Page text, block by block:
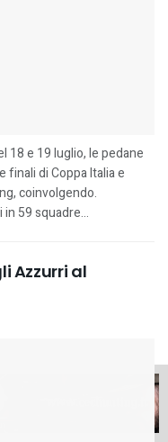
18 e 19 luglio, le pedane
finali di Coppa Italia e
coinvolgendo.
59 squadre...
Azzurri al